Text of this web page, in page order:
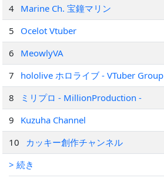
4 Marine Ch. 宝鐘マリン
5
Ocelot Vtuber
6
MeowlyVA
7
hololive ホロライブ - VTuber Group
8
ミリプロ - MillionProduction -
9
Kuzuha Channel
10
カッキー創作チャンネル
> 続き